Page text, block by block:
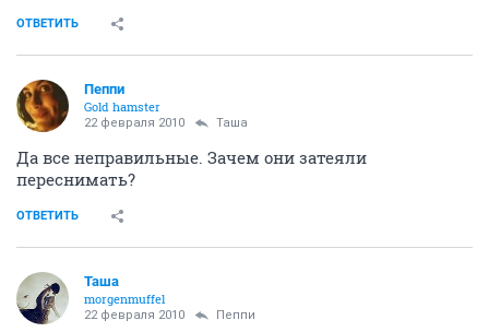
ОТВЕТИТЬ
Пеппи
Gold hamster
22 февраля 2010 Таша
Да все неправильные. Зачем они затеяли
переснимать?
ОТВЕТИТЬ
Таша
morgenmuffel
22 февраля 2010 Пеппи